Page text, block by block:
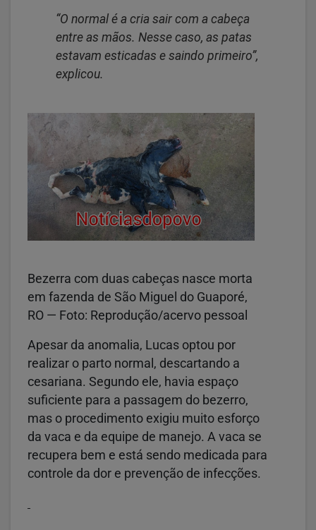
“O normal é a cria sair com a cabeça
entre as mãos. Nesse caso, as patas
estavam esticadas e saindo primeiro”,
explicou.
Bezerra com duas cabeças nasce morta
em fazenda de São Miguel do Guaporé,
RO — Foto: Reprodução/acervo pessoal
Apesar da anomalia, Lucas optou por
realizar o parto normal, descartando a
cesariana. Segundo ele, havia espaço
suficiente para a passagem do bezerro,
mas o procedimento exigiu muito esforço
da vaca e da equipe de manejo. A vaca se
recupera bem e está sendo medicada para
controle da dor e prevenção de infecções.